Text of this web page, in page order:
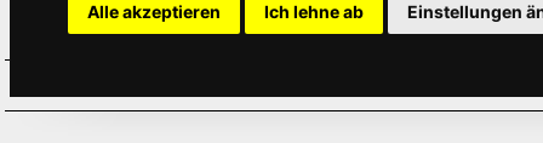
Alle akzeptieren Ich lehne ab Einstellungen